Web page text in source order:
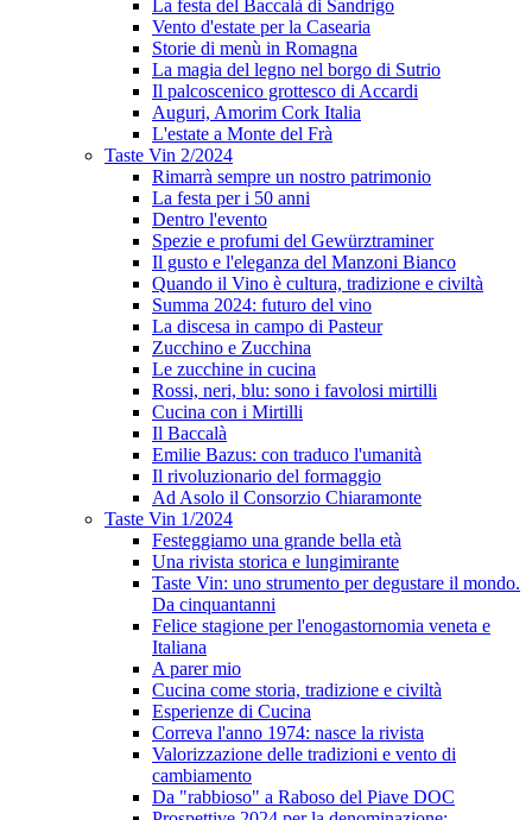
La festa del Baccalà di Sandrigo
Vento d'estate per la Casearia
Storie di menù in Romagna
La magia del legno nel borgo di Sutrio
Il palcoscenico grottesco di Accardi
Auguri, Amorim Cork Italia
L'estate a Monte del Frà
Taste Vin 2/2024
Rimarrà sempre un nostro patrimonio
La festa per i 50 anni
Dentro l'evento
Spezie e profumi del Gewürztraminer
Il gusto e l'eleganza del Manzoni Bianco
Quando il Vino è cultura, tradizione e civiltà
Summa 2024: futuro del vino
La discesa in campo di Pasteur
Zucchino e Zucchina
Le zucchine in cucina
Rossi, neri, blu: sono i favolosi mirtilli
Cucina con i Mirtilli
Il Baccalà
Emilie Bazus: con traduco l'umanità
Il rivoluzionario del formaggio
Ad Asolo il Consorzio Chiaramonte
Taste Vin 1/2024
Festeggiamo una grande bella età
Una rivista storica e lungimirante
Taste Vin: uno strumento per degustare il mondo.
Da cinquantanni
Felice stagione per l'enogastornomia veneta e
Italiana
A parer mio
Cucina come storia, tradizione e civiltà
Esperienze di Cucina
Correva l'anno 1974: nasce la rivista
Valorizzazione delle tradizioni e vento di
cambiamento
Da "rabbioso" a Raboso del Piave DOC